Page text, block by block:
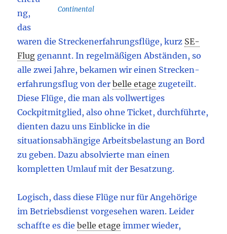
Continental
ng,
das
waren die Strecken­erfahrungs­flüge, kurz SE-
Flug genannt. In regelmäßigen Abständen, so
alle zwei Jahre, bekamen wir einen Strecken­
erfahrungs­flug von der belle etage zugeteilt.
Diese Flüge, die man als vollwertiges
Cockpitmitglied, also ohne Ticket, durchführte,
dienten dazu uns Einblicke in die
situationsabhängige Arbeitsbelastung an Bord
zu geben. Dazu absolvierte man einen
kompletten Umlauf mit der Besatzung.
Logisch, dass diese Flüge nur für Angehörige
im Betriebsdienst vorgesehen waren. Leider
schaffte es die belle etage immer wieder,